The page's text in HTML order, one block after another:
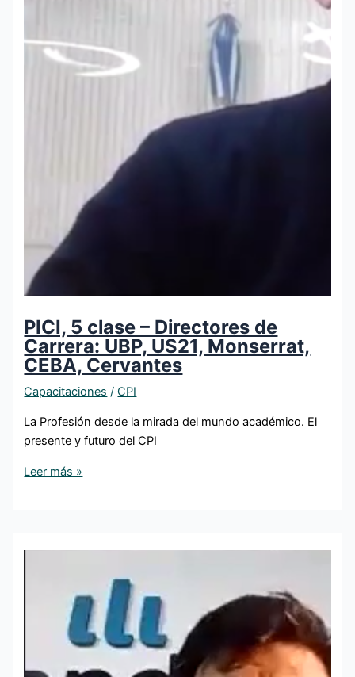
PICI, 5 clase – Directores de
Carrera: UBP, US21, Monserrat,
CEBA, Cervantes
Capacitaciones /CPI
La Profesión desde la mirada del mundo académico. El
presente y futuro del CPI
Leer más »